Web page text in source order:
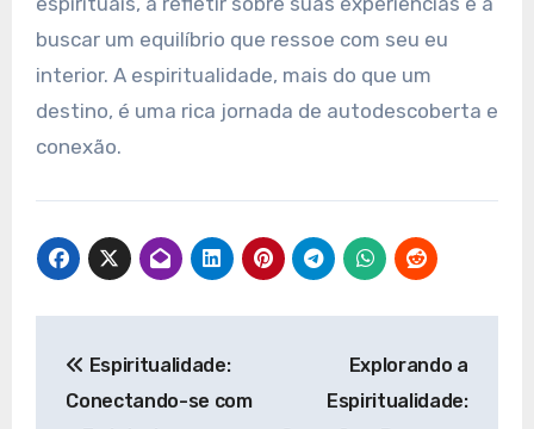
buscar um equilíbrio que ressoe com seu eu
interior. A espiritualidade, mais do que um
destino, é uma rica jornada de autodescoberta e
conexão.
de
Espiritualidade:
Conectando-se com
Explorando a
Espiritualidade: